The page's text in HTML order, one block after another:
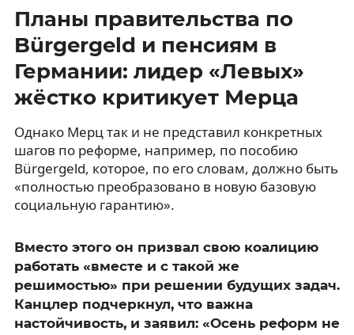
Планы правительства по
Bürgergeld и пенсиям в
Германии: лидер «Левых»
жёстко критикует Мерца
Однако Мерц так и не представил конкретных
шагов по реформе, например, по пособию
Bürgergeld, которое, по его словам, должно быть
«полностью преобразовано в новую базовую
социальную гарантию».
Вместо этого он призвал свою коалицию
работать «вместе и с такой же
решимостью» при решении будущих задач.
Канцлер подчеркнул, что важна
настойчивость, и заявил: «Осень реформ не